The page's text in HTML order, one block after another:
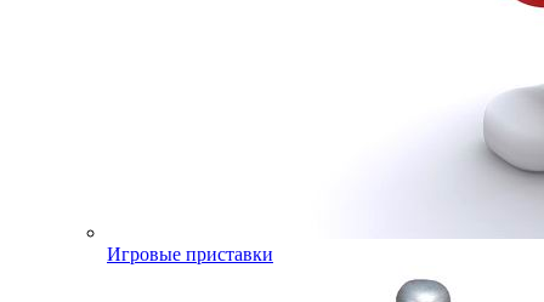
Игровые приставки